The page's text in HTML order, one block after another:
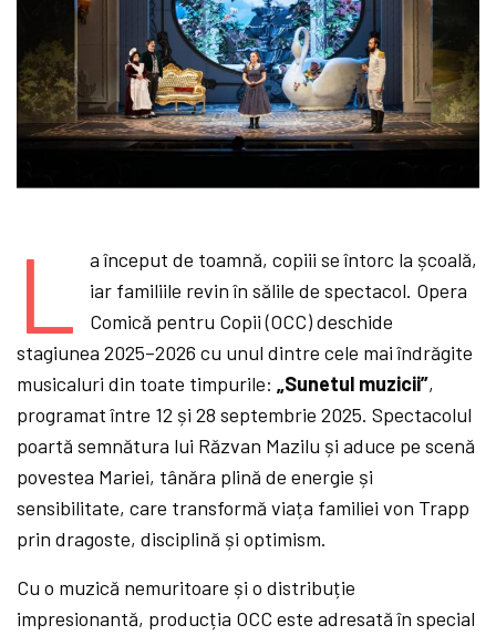
L
a început de toamnă, copiii se întorc la școală,
iar familiile revin în sălile de spectacol. Opera
Comică pentru Copii (OCC) deschide
stagiunea 2025–2026 cu unul dintre cele mai îndrăgite
musicaluri din toate timpurile:„Sunetul muzicii”,
programat între 12 și 28 septembrie 2025. Spectacolul
poartă semnătura lui Răzvan Mazilu și aduce pe scenă
povestea Mariei, tânăra plină de energie și
sensibilitate, care transformă viața familiei von Trapp
prin dragoste, disciplină și optimism.
Cu o muzică nemuritoare și o distribuție
impresionantă, producția OCC este adresată în special